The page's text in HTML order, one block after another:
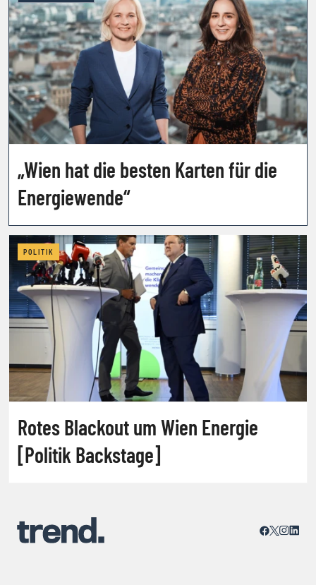
„Wien hat die besten Karten für die
Energiewende“
POLITIK
Rotes Blackout um Wien Energie
[Politik Backstage]